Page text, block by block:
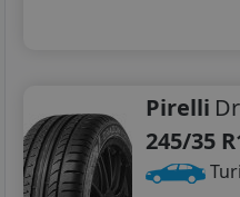
Pirelli
245/35